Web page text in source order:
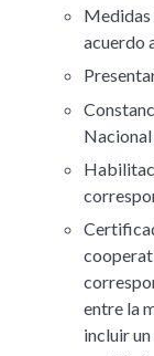
Medidas
acuerdo
entre la
incluir